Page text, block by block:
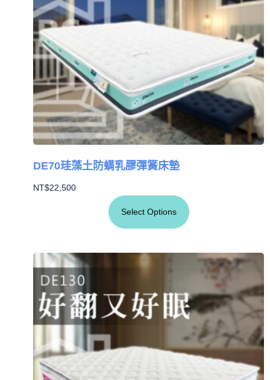
DE70珪藻土防螨乳膠彈簧床墊
NT$22,500
Select Options